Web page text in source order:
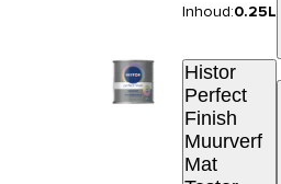
Inhoud:0.25L
Histor
Perfect
Finish
Muurverf
Mat